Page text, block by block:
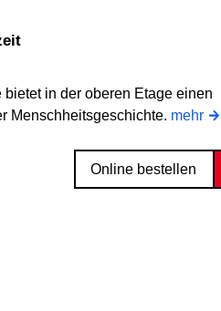
in der oberen Etage einen
Menschheitsgeschichte. mehr
Online bestellen